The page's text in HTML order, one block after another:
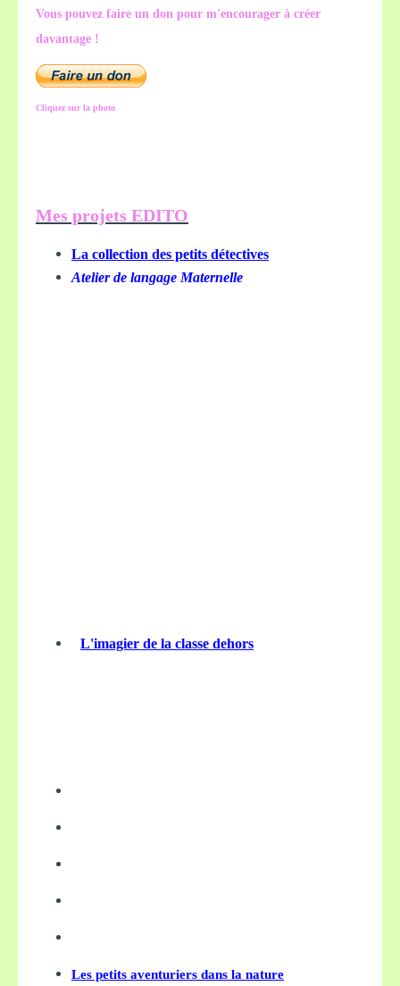
Vous pouvez faire un don pour m'encourager à créer
davantage !
Cliquez sur la photo
Mes projets EDITO
La collection des petits détectives
Atelier de langage Maternelle
L'imagier de la classe dehors
Les petits aventuriers dans la nature